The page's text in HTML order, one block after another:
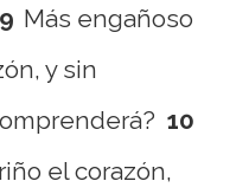
9 Más engañoso
y sin
10
el corazón,